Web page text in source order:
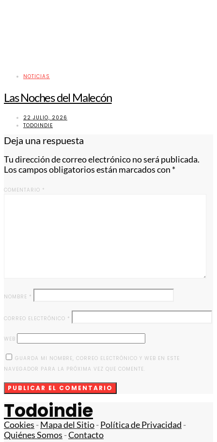
NOTICIAS
Las Noches del Malecón
22 JULIO, 2026
TODOINDIE
Deja una respuesta
Tu dirección de correo electrónico no será publicada.
Los campos obligatorios están marcados con *
COMENTARIO *
NOMBRE *
CORREO ELECTRÓNICO *
WEB
GUARDA MI NOMBRE, CORREO ELECTRÓNICO Y WEB EN ESTE
NAVEGADOR PARA LA PRÓXIMA VEZ QUE COMENTE.
Todoindie
Cookies -Mapa del Sitio-Política de Privacidad -
Quiénes Somos -Contacto